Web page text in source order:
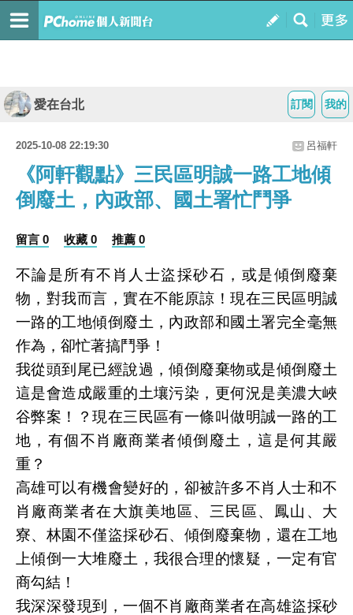
我的
訂閱
愛在台北
2025-10-08 22:19:30 呂福軒
《阿軒觀點》三民區明誠一路工地傾
倒廢土，內政部、國土署忙鬥爭
留言 0 收藏 0 推薦 0
不論是所有不肖人士盜採砂石，或是傾倒廢棄
物，對我而言，實在不能原諒！現在三民區明誠
一路的工地傾倒廢土，內政部和國土署完全毫無
作為，卻忙著搞鬥爭！
我從頭到尾已經說過，傾倒廢棄物或是傾倒廢土
這是會造成嚴重的土壤污染，更何況是美濃大峽
谷弊案！？現在三民區有一條叫做明誠一路的工
地，有個不肖廠商業者傾倒廢土，這是何其嚴
重？
高雄可以有機會變好的，卻被許多不肖人士和不
肖廠商業者在大旗美地區、三民區、鳳山、大
寮、林園不僅盜採砂石、傾倒廢棄物，還在工地
上傾倒一大堆廢土，我很合理的懷疑，一定有官
商勾結！
我深深發現到，一個不肖廠商業者在高雄盜採砂